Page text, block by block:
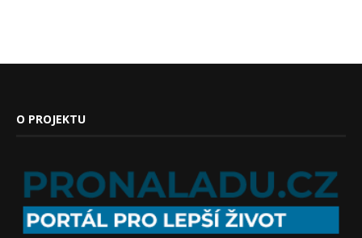
O PROJEKTU